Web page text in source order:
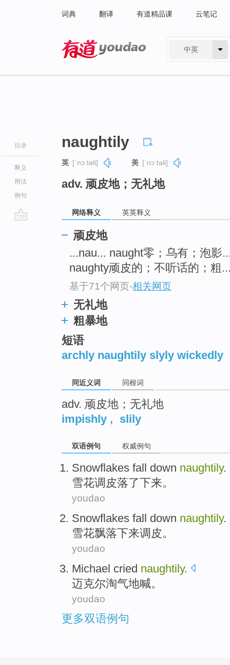
词典 翻译 有道精品课 云笔记
中英
目录
释义
用法
例句
naughtily
英 [ˈnɔːtəli] 美 [ˈnɔːtəli]
adv. 顽皮地；无礼地
网络释义 英英释义
顽皮地
...nau... naught零；乌有；泡影
naughty顽皮的；不听话的；粗
基于71个网页-相关网页
无礼地
粗暴地
短语
archly naughtily slyly wickedly
同近义词 同根词
adv. 顽皮地；无礼地
impishly , slily
双语例句 权威例句
Snowflakes fall down naughtily.
雪花调皮落了下来。
youdao
Snowflakes fall down naughtily.
雪花飘落下来调皮。
youdao
Michael cried naughtily.
迈克尔淘气地喊。
youdao
更多双语例句